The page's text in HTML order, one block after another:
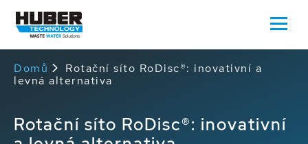
Domů
Rotační síto RoDisc®: inovativní a
levná alternativa
Rotační síto RoDisc®: inovativní